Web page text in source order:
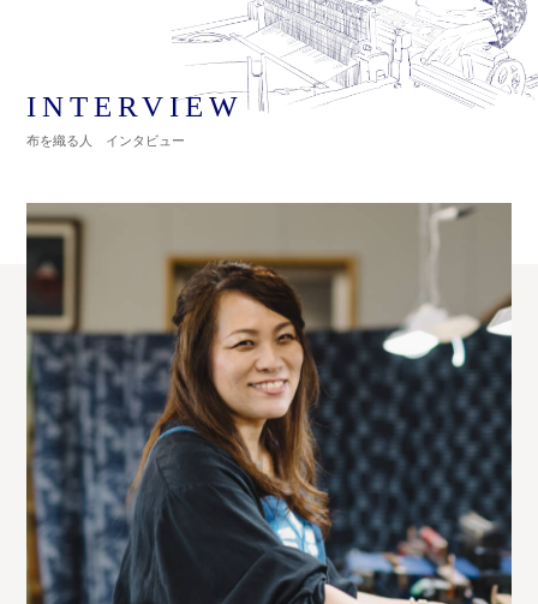
INTERVIEW
布を織る人 インタビュー